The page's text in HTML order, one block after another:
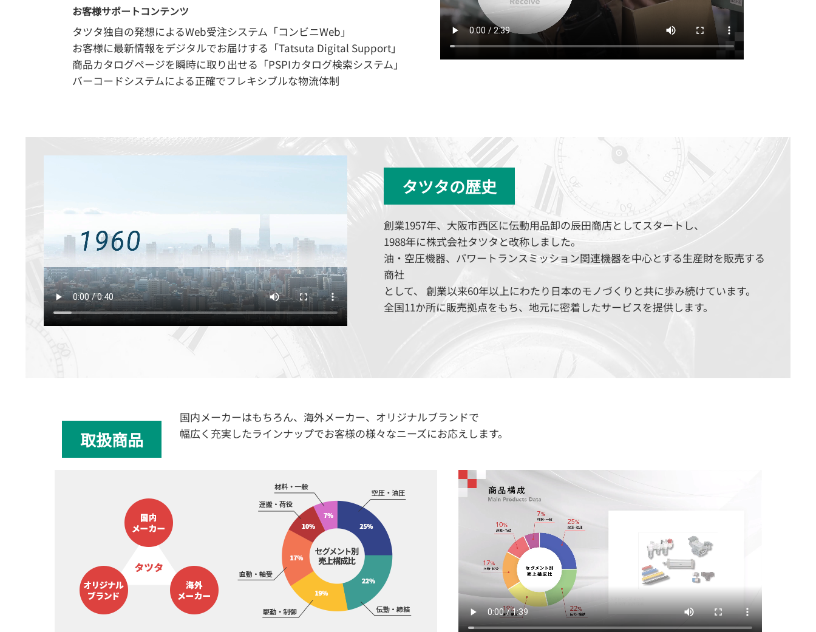
お客様サポートコンテンツ
タツタ独自の発想によるWeb受注システム「コンビニWeb」
お客様に最新情報をデジタルでお届けする「Tatsuta Digital Support」
商品カタログページを瞬時に取り出せる「PSPIカタログ検索システム」
バーコードシステムによる正確でフレキシブルな物流体制
タツタの歴史
創業1957年、大阪市西区に伝動用品卸の辰田商店としてスタートし、
1988年に株式会社タツタと改称しました。
油・空圧機器、パワートランスミッション関連機器を中心とする生産財を販売する
商社
として、 創業以来60年以上にわたり日本のモノづくりと共に歩み続けています。
全国11か所に販売拠点をもち、地元に密着したサービスを提供します。
取扱商品
国内メーカーはもちろん、海外メーカー、オリジナルブランドで
幅広く充実したラインナップでお客様の様々なニーズにお応えします。